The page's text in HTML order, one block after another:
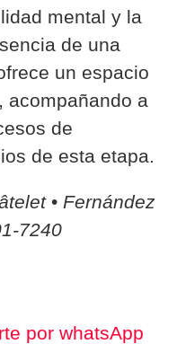
mental y la
de una
un espacio
acompañando a
de
de esta etapa.
• Fernández
7240
por whatsApp